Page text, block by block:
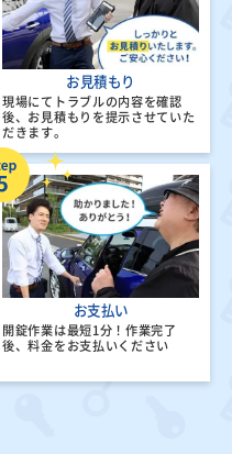
お見積もり
現場にてトラブルの内容を確認
後、 お見積もりを提示させていた
だきます。
お支払い
開錠作業は最短1分！ 作業完了
後、料金をお支払いください